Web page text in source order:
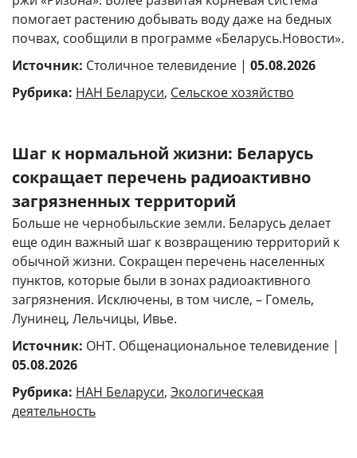
помогает растению добывать воду даже на бедных
почвах, сообщили в программе «Беларусь.Новости».
Источник: Столичное телевидение | 05.08.2026
Рубрика: НАН Беларуси, Сельское хозяйство
Шаг к нормальной жизни: Беларусь
сокращает перечень радиоактивно
загрязненных территорий
Больше не чернобыльские земли. Беларусь делает
еще один важный шаг к возвращению территорий к
обычной жизни. Сокращен перечень населенных
пунктов, которые были в зонах радиоактивного
загрязнения. Исключены, в том числе, – Гомель,
Лунинец, Лельчицы, Ивье.
Источник: ОНТ. Общенациональное телевидение |
05.08.2026
Рубрика: НАН Беларуси, Экологическая
деятельность